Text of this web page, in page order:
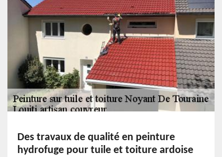
Des travaux de qualité en peinture
hydrofuge pour tuile et toiture ardoise